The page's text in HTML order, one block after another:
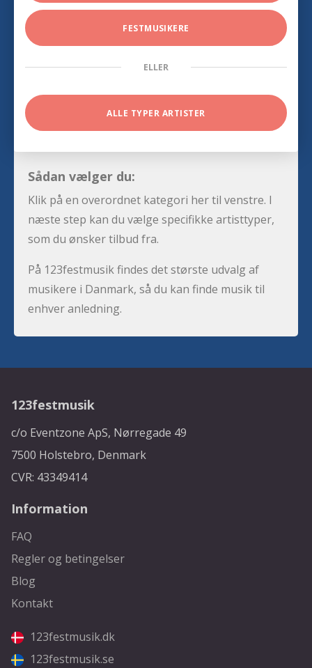
FESTMUSIKERE
ELLER
ALLE TYPER ARTISTER
Sådan vælger du:
Klik på en overordnet kategori her til venstre. I
næste step kan du vælge specifikke artisttyper,
som du ønsker tilbud fra.
På 123festmusik findes det største udvalg af
musikere i Danmark, så du kan finde musik til
enhver anledning.
123festmusik
c/o Eventzone ApS, Nørregade 49
7500 Holstebro, Denmark
CVR: 43349414
Information
FAQ
Regler og betingelser
Blog
Kontakt
123festmusik.dk
123festmusik.se